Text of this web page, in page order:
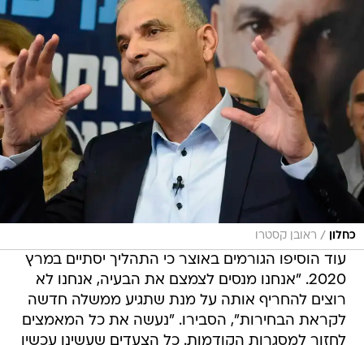
כחלון / ראובן קסטרו
עוד הוסיפו הגורמים באוצר כי התהליך יסתיים במרץ
2020. "אנחנו מנסים לצמצם את הבעיה, אנחנו לא
רוצים להחריף אותה על מנת שתגיע ממשלה חדשה
לקראת הבחירות", הסבירו. "נעשה את כל המאמצים
לחזור למסגרות הקודמות. כל הצעדים שעשינו עכשיו